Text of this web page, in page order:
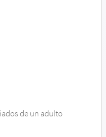
de un adulto